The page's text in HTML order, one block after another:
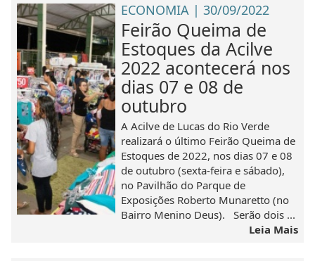
ECONOMIA | 30/09/2022
Feirão Queima de
Estoques da Acilve
2022 acontecerá nos
dias 07 e 08 de
outubro
A Acilve de Lucas do Rio Verde
realizará o último Feirão Queima de
Estoques de 2022, nos dias 07 e 08
de outubro (sexta-feira e sábado),
no Pavilhão do Parque de
Exposições Roberto Munaretto (no
Bairro Menino Deus). Serão dois ...
Leia Mais